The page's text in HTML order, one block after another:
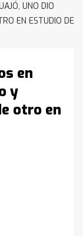
UNO DIO
EN ESTUDIO DE
en
y
otro en